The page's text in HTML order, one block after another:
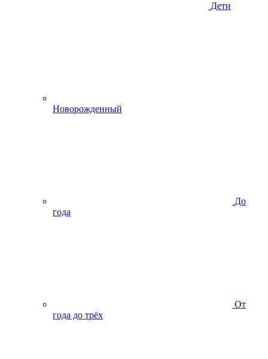
Дети
Новорожденный
До
года
От
года до трёх